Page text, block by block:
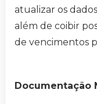
atualizar os
além de coibir
de vencimentos
Documentação